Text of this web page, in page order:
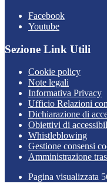
Facebook
Youtube
Sezione Link Utili
Cookie policy
Note legali
Informativa Privacy
Ufficio Relazioni
Dichiarazione di
Obiettivi di
Whistleblowing
Gestione consensi
Amministrazione
Pagina visualizzata